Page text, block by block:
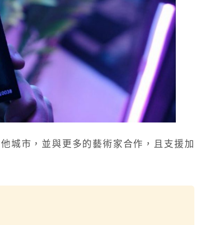
城市，並與更多的藝術家合作，且支援加